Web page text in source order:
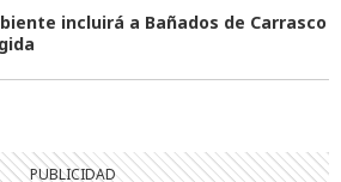
incluirá a Bañados de Carrasco